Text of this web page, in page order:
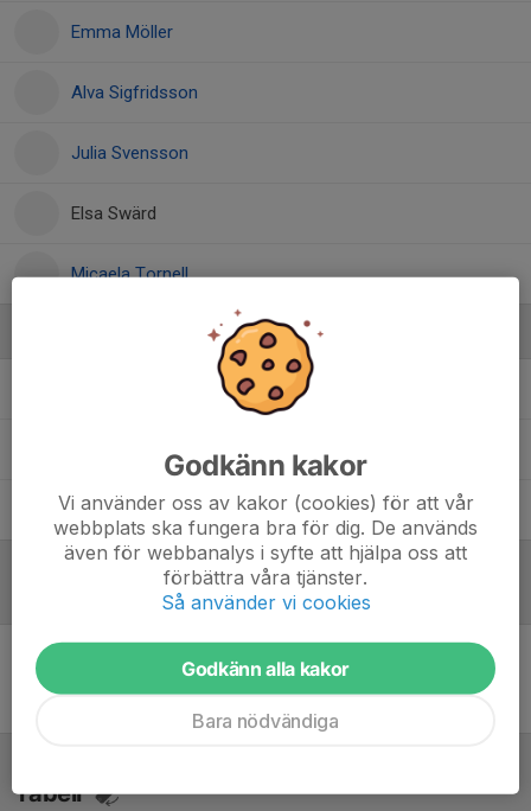
Emma Möller
Alva Sigfridsson
Julia Svensson
Elsa Swärd
Micaela Tornell
Ledare
Inger Svensson Ledare
Tomas SvenssonTränare
Inget referat skrivet
Tabell
Godkänn kakor
Vi använder oss av kakor (cookies) för att vår
webbplats ska fungera bra för dig. De används
även för webbanalys i syfte att hjälpa oss att
förbättra våra tjänster.
Så använder vi cookies
Godkänn alla kakor
Bara nödvändiga